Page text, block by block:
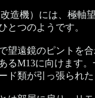
造機）には、極軸
とつのようです。
遠鏡のピントを
るM13に向けます
ド類が引っ張られ